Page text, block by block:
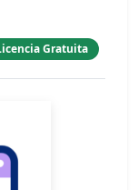
Gratuita